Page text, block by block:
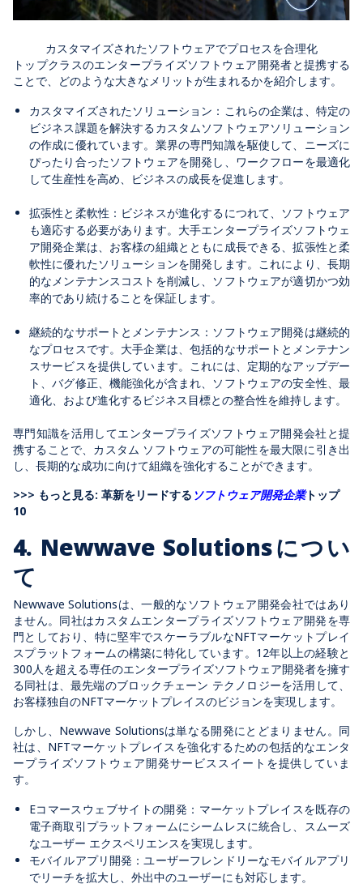
カスタマイズされたソフトウェアでプロセスを合理化
トップクラスのエンタープライズソフトウェア開発者と提携する
ことで、どのような大きなメリットが生まれるかを紹介します。
カスタマイズされたソリューション：これらの企業は、特定の
ビジネス課題を解決するカスタムソフトウェアソリューション
の作成に優れています。業界の専門知識を駆使して、ニーズに
ぴったり合ったソフトウェアを開発し、ワークフローを最適化
して生産性を高め、ビジネスの成長を促進します。
拡張性と柔軟性：ビジネスが進化するにつれて、ソフトウェア
も適応する必要があります。大手エンタープライズソフトウェ
ア開発企業は、お客様の組織とともに成長できる、拡張性と柔
軟性に優れたソリューションを開発します。これにより、長期
的なメンテナンスコストを削減し、ソフトウェアが適切かつ効
率的であり続けることを保証します。
継続的なサポートとメンテナンス：ソフトウェア開発は継続的
なプロセスです。大手企業は、包括的なサポートとメンテナン
スサービスを提供しています。これには、定期的なアップデー
ト、バグ修正、機能強化が含まれ、ソフトウェアの安全性、最
適化、および進化するビジネス目標との整合性を維持します。
専門知識を活用してエンタープライズソフトウェア開発会社と提
携することで、カスタム ソフトウェアの可能性を最大限に引き出
し、長期的な成功に向けて組織を強化することができます。
>>> もっと見る: 革新をリードする ソフトウェア開発企業トップ
10
4. Newwave Solutionsについ
て
Newwave Solutionsは、一般的なソフトウェア開発会社ではあり
ません。同社はカスタムエンタープライズソフトウェア開発を専
門としており、特に堅牢でスケーラブルなNFTマーケットプレイ
スプラットフォームの構築に特化しています。12年以上の経験と
300人を超える専任のエンタープライズソフトウェア開発者を擁す
る同社は、最先端のブロックチェーン テクノロジーを活用して、
お客様独自のNFTマーケットプレイスのビジョンを実現します。
しかし、Newwave Solutionsは単なる開発にとどまりません。同
社は、NFTマーケットプレイスを強化するための包括的なエンタ
ープライズソフトウェア開発サービススイートを提供していま
す。
Eコマースウェブサイトの開発：マーケットプレイスを既存の
電子商取引プラットフォームにシームレスに統合し、スムーズ
なユーザー エクスペリエンスを実現します。
モバイルアプリ開発：ユーザーフレンドリーなモバイルアプリ
でリーチを拡大し、外出中のユーザーにも対応します。